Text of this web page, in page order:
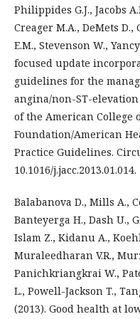
Philippides G.J., Jacobs
Creager M.A., DeMets D.,
E.M., Stevenson W.,
focused update
guidelines for the
angina/non-ST-
of the American College
Foundation/American
Practice Guidelines.
10.1016/j.jacc.2013.01.014.
Balabanova D., Mills A.,
Banteyerga H., Dash U.,
Islam Z., Kidanu A.,
Muraleedharan V.R.,
Panichkriangkrai W.,
L., Powell-Jackson T.,
(2013). Good health at